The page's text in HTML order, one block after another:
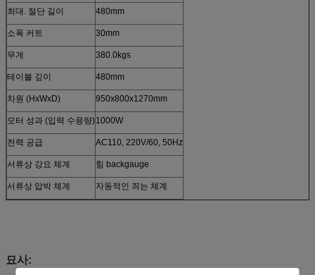
최대. 절단 길이 480mm
소폭 커트 30mm
무게 380.0kgs
테이블 깊이 480mm
차원 (HxWxD) 950x800x1270mm
모터 성과 (입력 수용량)1000W
전력 공급 AC110, 220V/60, 50Hz
서류상 강요 체계 힘 backgauge
서류상 압박 체계 자동적인 죄는 체계
묘사: